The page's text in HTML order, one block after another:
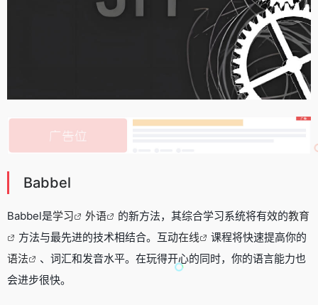
Babbel
Babbel是学习 外语 的新方法，其综合学习系统将有效的教育
方法与最先进的技术相结合。互动在线
课程将快速提高你的
语法
、词汇和发音水平。在玩得开心的同时，你的语言能力也
会进步很快。